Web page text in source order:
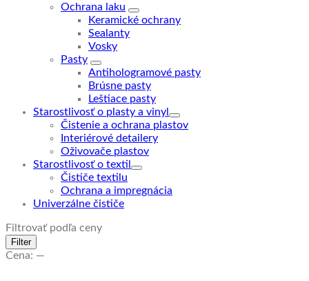
Ochrana laku
Keramické ochrany
Sealanty
Vosky
Pasty
Antihologramové pasty
Brúsne pasty
Leštiace pasty
Starostlivosť o plasty a vinyl
Čistenie a ochrana plastov
Interiérové detailery
Oživovače plastov
Starostlivosť o textil
Čističe textilu
Ochrana a impregnácia
Univerzálne čističe
Filtrovať podľa ceny
Minimálna
cena
Maximálna
cena
Filter
Cena: —